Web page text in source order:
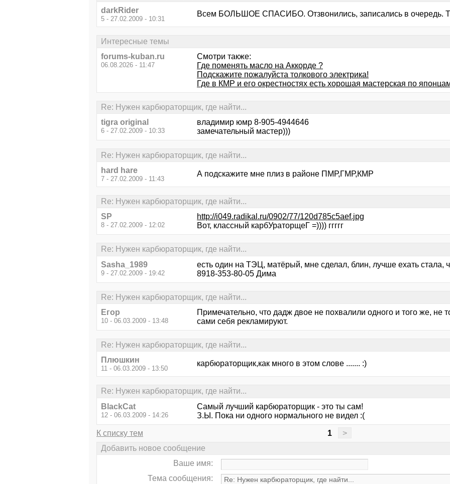
darkRider
5 - 27.02.2009 - 10:31
Всем БОЛЬШОЕ СПАСИБО. Отзвонились, записались в очередь.
Интересные темы
forums-kuban.ru
06.08.2026 - 11:47
Смотри также:
Где поменять масло на Аккорде ?
Подскажите пожалуйста толкового электрика!
Где в КМР и его окрестностях есть хорошая мастерская по
Re: Нужен карбюраторщик, где найти...
tigra original
6 - 27.02.2009 - 10:33
владимир юмр 8-905-4944646
замечательный мастер)))
Re: Нужен карбюраторщик, где найти...
hard hare
7 - 27.02.2009 - 11:43
А подскажите мне плиз в районе ПМР,ГМР,КМР
Re: Нужен карбюраторщик, где найти...
SP
8 - 27.02.2009 - 12:02
http://i049.radikal.ru/0902/77/120d785c5aef.jpg
Вот, классный карбУраторщеГ =)))) ггггг
Re: Нужен карбюраторщик, где найти...
Sasha_1989
9 - 27.02.2009 - 19:42
есть один на ТЭЦ, матёрый, мне сделал, блин, лучше ехать стала,
8918-353-80-05 Дима
Re: Нужен карбюраторщик, где найти...
Егор
10 - 06.03.2009 - 13:48
Примечательно, что дадж двое не похвалили одного и того же, не
сами себя рекламируют.
Re: Нужен карбюраторщик, где найти...
Плюшкин
11 - 06.03.2009 - 13:50
карбюраторщик,как много в этом слове ....... :)
Re: Нужен карбюраторщик, где найти...
BlackCat
12 - 06.03.2009 - 14:26
Самый лучший карбюраторщик - это ты сам!
З.Ы. Пока ни одного нормального не видел :(
К списку тем 1
>
Добавить новое сообщение
Ваше имя:
Тема сообщения: